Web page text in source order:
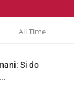
All Time
Si do